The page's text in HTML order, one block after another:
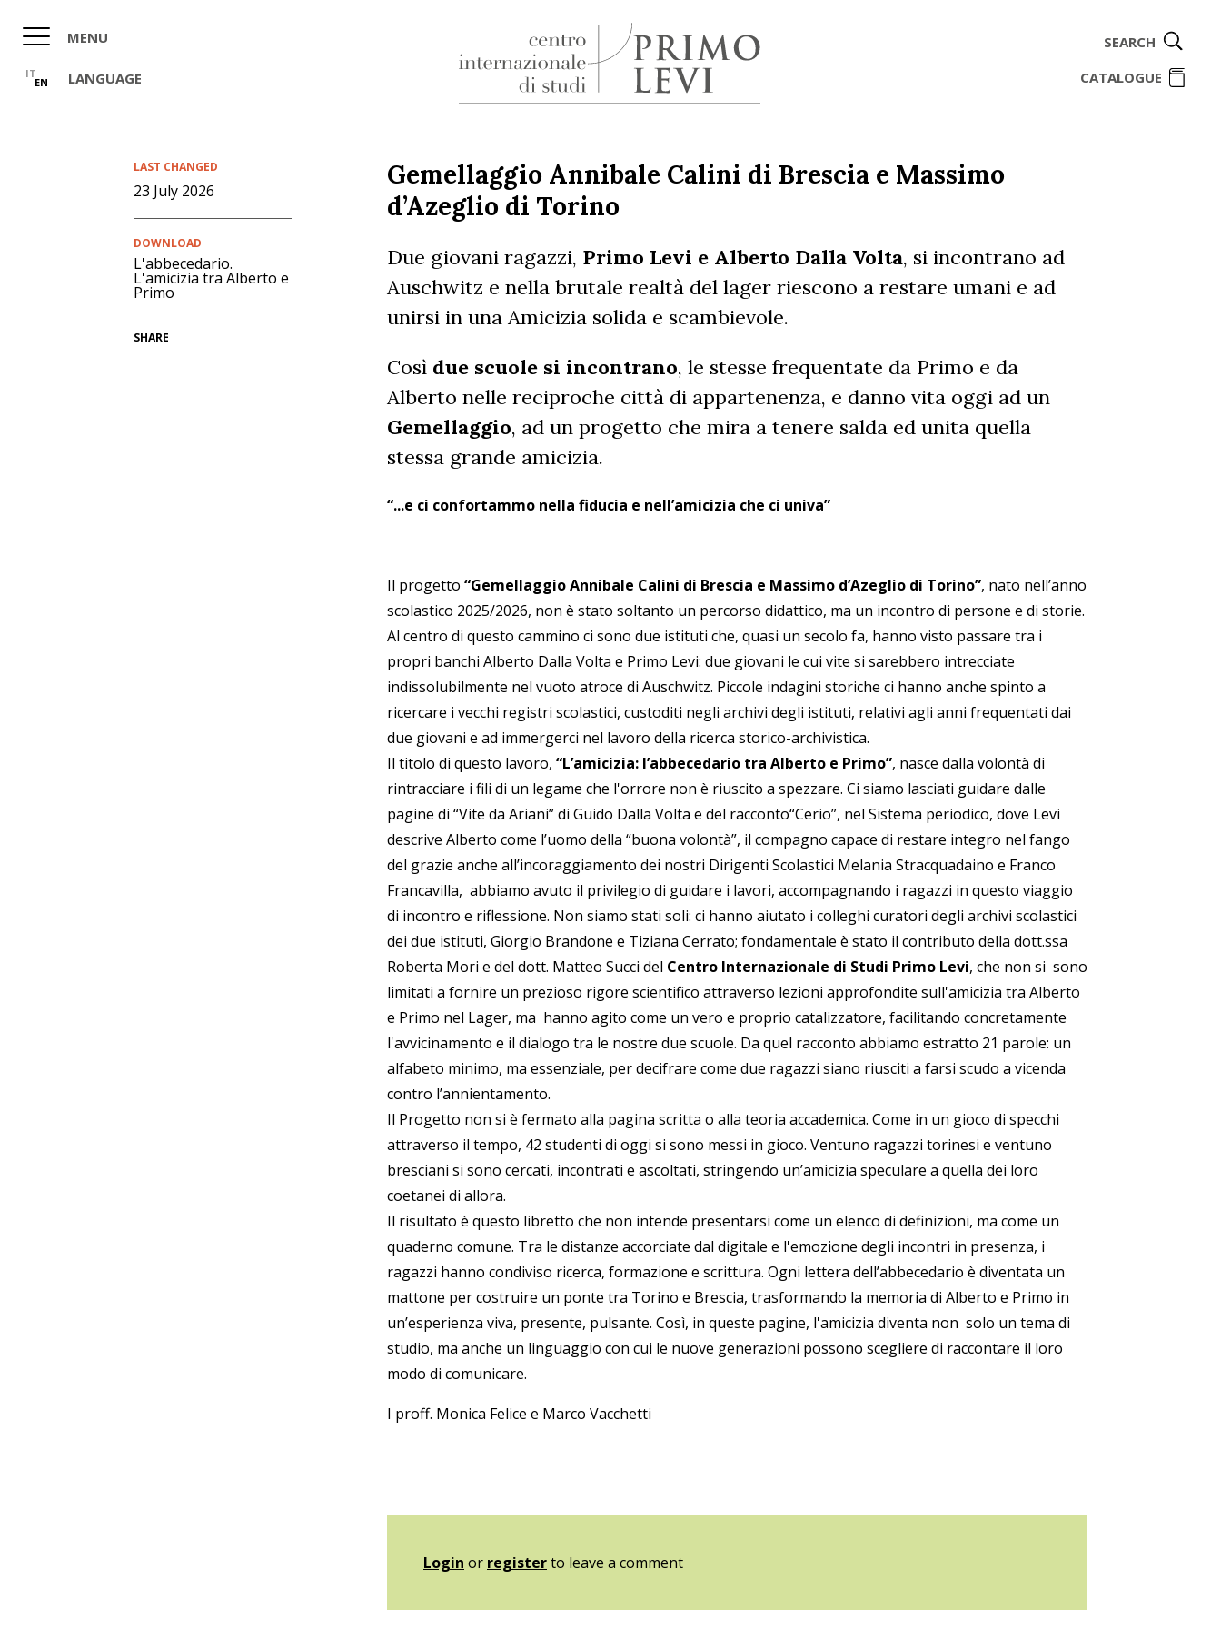
content
di
Studi
Primo
MENU
IT
EN LANGUAGE CATALOGUE
SEARCH
Gemellaggio Annibale Calini di Brescia e Massimo
d’Azeglio di Torino
Due giovani ragazzi, Primo Levi e Alberto Dalla Volta, si incontrano ad
Auschwitz e nella brutale realtà del lager riescono a restare umani e ad
unirsi in una Amicizia solida e scambievole.
Così due scuole si incontrano, le stesse frequentate da Primo e da
Alberto nelle reciproche città di appartenenza, e danno vita oggi ad un
Gemellaggio, ad un progetto che mira a tenere salda ed unita quella
stessa grande amicizia.
“...e ci confortammo nella fiducia e nell’amicizia che ci univa”
Il progetto “Gemellaggio Annibale Calini di Brescia e Massimo d’Azeglio di Torino”, nato nell’anno
scolastico 2025/2026, non è stato soltanto un percorso didattico, ma un incontro di persone e di storie.
Al centro di questo cammino ci sono due istituti che, quasi un secolo fa, hanno visto passare tra i
propri banchi Alberto Dalla Volta e Primo Levi: due giovani le cui vite si sarebbero intrecciate
indissolubilmente nel vuoto atroce di Auschwitz. Piccole indagini storiche ci hanno anche spinto a
ricercare i vecchi registri scolastici, custoditi negli archivi degli istituti, relativi agli anni frequentati dai
due giovani e ad immergerci nel lavoro della ricerca storico-archivistica.
Il titolo di questo lavoro, “L’amicizia: l’abbecedario tra Alberto e Primo”, nasce dalla volontà di
rintracciare i fili di un legame che l'orrore non è riuscito a spezzare. Ci siamo lasciati guidare dalle
pagine di “Vite da Ariani” di Guido Dalla Volta e del racconto“Cerio”, nel Sistema periodico, dove Levi
descrive Alberto come l’uomo della “buona volontà”, il compagno capace di restare integro nel fango
del grazie anche all’incoraggiamento dei nostri Dirigenti Scolastici Melania Stracquadaino e Franco
Francavilla, abbiamo avuto il privilegio di guidare i lavori, accompagnando i ragazzi in questo viaggio
di incontro e riflessione. Non siamo stati soli: ci hanno aiutato i colleghi curatori degli archivi scolastici
dei due istituti, Giorgio Brandone e Tiziana Cerrato; fondamentale è stato il contributo della dott.ssa
Roberta Mori e del dott. Matteo Succi del Centro Internazionale di Studi Primo Levi, che non si sono
limitati a fornire un prezioso rigore scientifico attraverso lezioni approfondite sull'amicizia tra Alberto
e Primo nel Lager, ma hanno agito come un vero e proprio catalizzatore, facilitando concretamente
l'avvicinamento e il dialogo tra le nostre due scuole. Da quel racconto abbiamo estratto 21 parole: un
alfabeto minimo, ma essenziale, per decifrare come due ragazzi siano riusciti a farsi scudo a vicenda
contro l’annientamento.
Il Progetto non si è fermato alla pagina scritta o alla teoria accademica. Come in un gioco di specchi
attraverso il tempo, 42 studenti di oggi si sono messi in gioco. Ventuno ragazzi torinesi e ventuno
bresciani si sono cercati, incontrati e ascoltati, stringendo un’amicizia speculare a quella dei loro
coetanei di allora.
Il risultato è questo libretto che non intende presentarsi come un elenco di definizioni, ma come un
quaderno comune. Tra le distanze accorciate dal digitale e l'emozione degli incontri in presenza, i
ragazzi hanno condiviso ricerca, formazione e scrittura. Ogni lettera dell’abbecedario è diventata un
mattone per costruire un ponte tra Torino e Brescia, trasformando la memoria di Alberto e Primo in
un’esperienza viva, presente, pulsante. Così, in queste pagine, l'amicizia diventa non solo un tema di
studio, ma anche un linguaggio con cui le nuove generazioni possono scegliere di raccontare il loro
modo di comunicare.
I proff. Monica Felice e Marco Vacchetti
Login or registerto leave a comment
LAST CHANGED
23 July 2026
DOWNLOAD
L'abbecedario.
L'amicizia tra Alberto e
Primo
SHARE